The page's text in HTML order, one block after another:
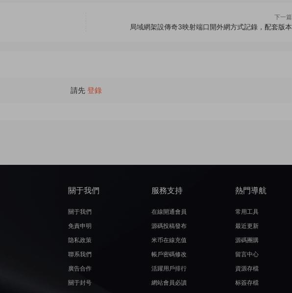
下一篇
局域網架設傳奇3映射端口開外網方式記錄，配套版本
請先 登錄
關于我們
關于我們
免責申明
隐私政策
聯系我們
廣告合作
關于封号
服務支持
在線開通會員
源碼投稿發布
米币在線充值
帳戶密碼修改
活躍用戶排行
網站會員必讀
熱門導航
常用工具
最近更新
源碼團購
留言中心
資源存檔
标簽存檔